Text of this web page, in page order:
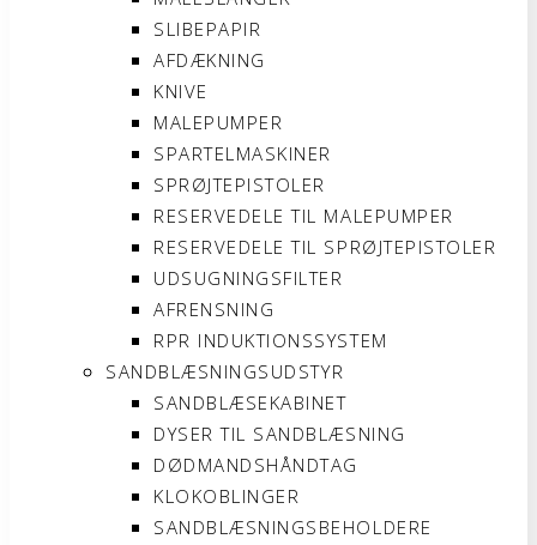
SLIBEPAPIR
AFDÆKNING
KNIVE
MALEPUMPER
SPARTELMASKINER
SPRØJTEPISTOLER
RESERVEDELE TIL MALEPUMPER
RESERVEDELE TIL SPRØJTEPISTOLER
UDSUGNINGSFILTER
AFRENSNING
RPR INDUKTIONSSYSTEM
SANDBLÆSNINGSUDSTYR
SANDBLÆSEKABINET
DYSER TIL SANDBLÆSNING
DØDMANDSHÅNDTAG
KLOKOBLINGER
SANDBLÆSNINGSBEHOLDERE